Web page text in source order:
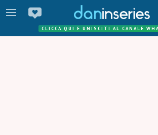
CLICCA QUI E UNISCITI AL CANALE